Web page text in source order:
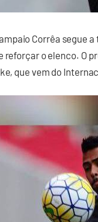
Corrêa segue
reforçar o elenco. O
que vem do